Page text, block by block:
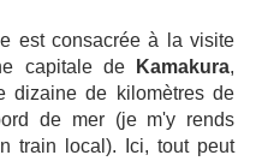
est consacrée à la visite
capitale de
Kamakura,
dizaine de kilomètres de
de mer (je m'y rends
train local). Ici, tout peut